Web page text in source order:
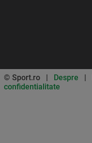
© Sport.ro | Despre |
confidentialitate